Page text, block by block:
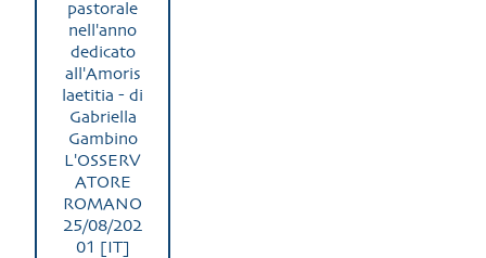
pastorale
nell'anno
dedicato
all'Amoris
laetitia - di
Gabriella
Gambino
L'OSSERV
ATORE
ROMANO
25/08/202
01 [IT]